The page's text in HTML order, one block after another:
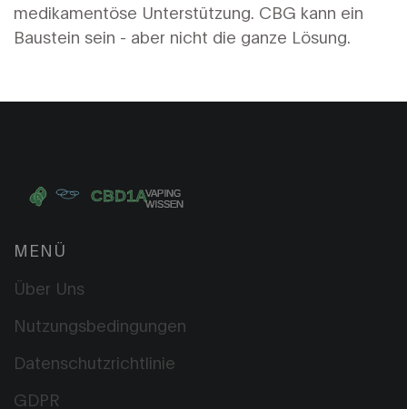
medikamentöse Unterstützung. CBG kann ein
Baustein sein - aber nicht die ganze Lösung.
MENÜ
Über Uns
Nutzungsbedingungen
Datenschutzrichtlinie
GDPR